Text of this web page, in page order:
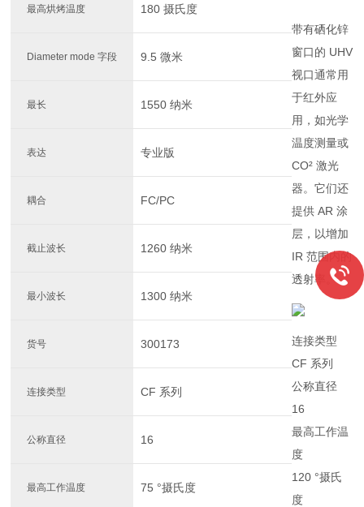
最高烘烤温度 180 摄氏度
Diameter mode 字段 9.5 微米
最长 1550 纳米
表达 专业版
耦合 FC/PC
截止波长 1260 纳米
最小波长 1300 纳米
货号 300173
连接类型 CF 系列
公称直径 16
最高工作温度 75 °摄氏度
带有硒化锌
窗口的 UHV
视口通常用
于红外应
用，如光学
温度测量或
CO² 激光
器。它们还
提供 AR 涂
层，以增加
IR 范围内的
透射率。
连接类型
CF 系列
公称直径
16
最高工作温
度
120 °摄氏
度